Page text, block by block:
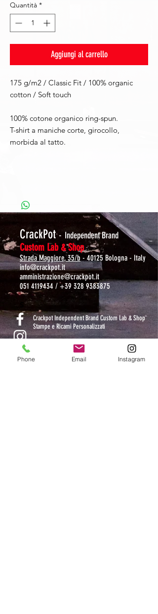
Quantità *
Aggiungi al carrello
175 g/m2 / Classic Fit / 100% organic
cotton / Soft touch
100% cotone organico ring-spun.
T-shirt a maniche corte, girocollo,
morbida al tatto.
CrackPot- Independent Brand
Custom Lab & Shop
Strada Maggiore, 35/b - 40125 Bologna - Italy
info@crackpot.it
amministrazione@crackpot.it
051 4119434 /+39 328 9383875
Crackpot Independent Brand Custom Lab & Shop
Stampe e Ricami Personalizzati
crackpot_factory
Phone Email Instagram